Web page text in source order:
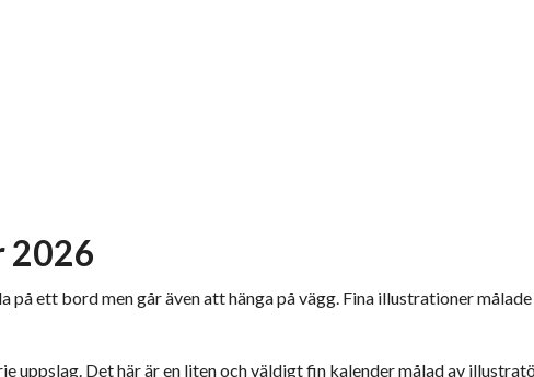
2026
ett bord men går även att hänga på vägg. Fina illustrationer
uppslag. Det här är en liten och väldigt fin kalender målad av